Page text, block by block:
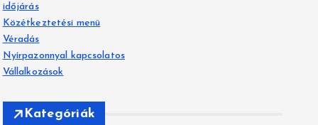
időjárás
Közétkeztetési menü
Véradás
Nyírpazonnyal kapcsolatos
Vállalkozások
Kategóriák